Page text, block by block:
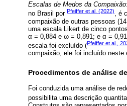
Escalas de Medos da Compaixão
no Brasil por Pfeiffer et al. (2022), é
compaixão de outras pessoas
uma escala Likert de cinco
α = 0,884 e ω = 0,891; e α =
escala foi excluído (Pfeiffer et al.,
compaixão, ele foi incluído neste
Procedimentos de análise
Foi conduzida uma análise de
possibilita uma descrição